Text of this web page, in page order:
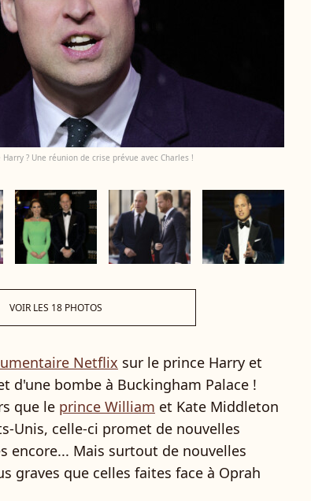
? Une réunion de crise prévue avec Charles !
VOIR LES 18 PHOTOS
Netflix sur le prince Harry et
d'une bombe à Buckingham Palace !
que le prince William et Kate Middleton
Unis, celle-ci promet de nouvelles
encore... Mais surtout de nouvelles
graves que celles faites face à Oprah